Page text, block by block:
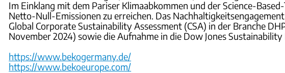
Im Einklang mit dem Pariser Klimaabkommen und der Science-
Netto-Null-Emissionen zu erreichen. Das
Global Corporate Sustainability Assessment (CSA) in der Branche
November 2024) sowie die Aufnahme in die Dow Jones
https://www.bekogermany.de/
https://www.bekoeurope.com/